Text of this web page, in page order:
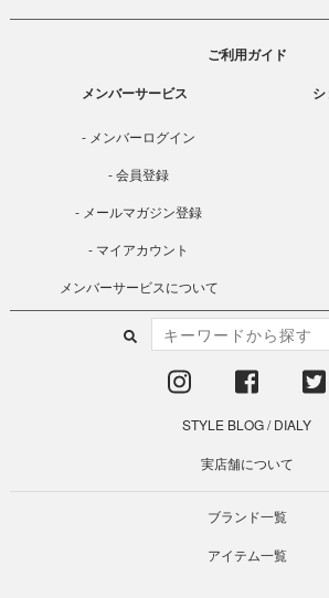
ご利用ガイド
メンバーサービス
メンバーログイン
会員登録
メールマガジン登録
マイアカウント
メンバーサービスについて
STYLE BLOG/DIALY
実店舗について
ブランド一覧
アイテム一覧